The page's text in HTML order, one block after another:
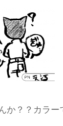
か？？カラー